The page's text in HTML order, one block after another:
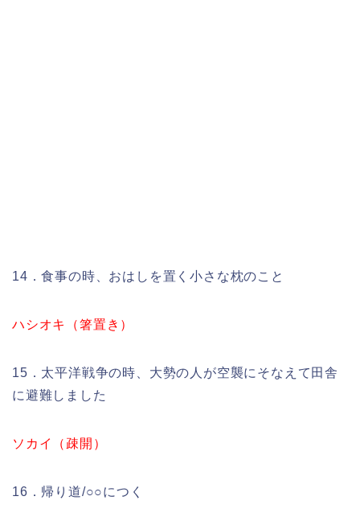
14．食事の時、おはしを置く小さな枕のこと
ハシオキ（箸置き）
15．太平洋戦争の時、大勢の人が空襲にそなえて田舎
に避難しました
ソカイ（疎開）
16．帰り道/○○につく